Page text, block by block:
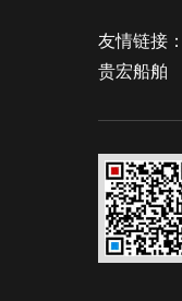
友情链接：
贵宏船舶